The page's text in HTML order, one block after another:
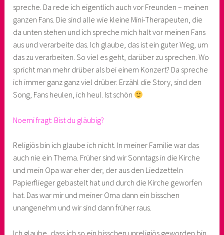
spreche. Da rede ich eigentlich auch vor Freunden – meinen
ganzen Fans. Die sind alle wie kleine Mini-Therapeuten, die
da unten stehen und ich spreche mich halt vor meinen Fans
aus und verarbeite das. Ich glaube, das ist ein guter Weg, um
das zu verarbeiten. So viel es geht, darüber zu sprechen. Wo
spricht man mehr drüber als bei einem Konzert? Da spreche
ich immer ganz ganz viel drüber. Erzähl die Story, sind den
Song, Fans heulen, ich heul. Ist schön
Noemi fragt: Bist du gläubig?
Religiös bin ich glaube ich nicht. In meiner Familie war das
auch nie ein Thema. Früher sind wir Sonntags in die Kirche
und mein Opa war eher der, der aus den Liedzetteln
Papierflieger gebastelt hat und durch die Kirche geworfen
hat. Das war mir und meiner Oma dann ein bisschen
unangenehm und wir sind dann früher raus.
Ich glaube, dass ich so ein bisschen unreligiös geworden bin,